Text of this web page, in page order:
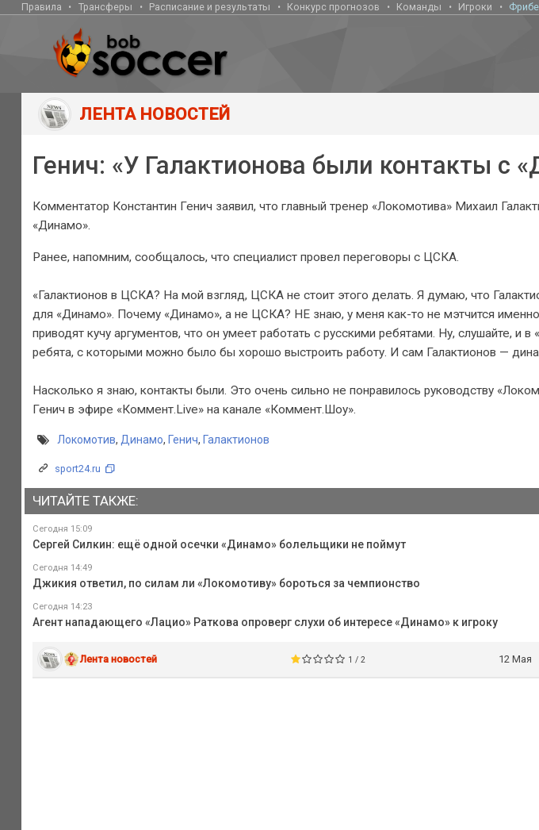
Правила Трансферы Расписание и результаты Конкурс прогнозов Команды Игроки
ЛЕНТА НОВОСТЕЙ
Генич: «У Галактионова были контакты с
Комментатор Константин Генич заявил, что главный тренер «Локомотива» Михаил
«Динамо».
Ранее, напомним, сообщалось, что специалист провел переговоры с ЦСКА.
«Галактионов в ЦСКА? На мой взгляд, ЦСКА не стоит этого делать. Я думаю, что
для «Динамо». Почему «Динамо», а не ЦСКА? НЕ знаю, у меня как-то не мэтчится
приводят кучу аргументов, что он умеет работать с русскими ребятами. Ну, слушайте, и
ребята, с которыми можно было бы хорошо выстроить работу. И сам Галактионов —
Насколько я знаю, контакты были. Это очень сильно не понравилось руководству
Генич в эфире «Коммент.Live» на канале «Коммент.Шоу».
Локомотив, Динамо, Генич, Галактионов
sport24.ru
ЧИТАЙТЕ ТАКЖЕ:
Сегодня 15:09
Сергей Силкин: ещё одной осечки «Динамо» болельщики не поймут
Сегодня 14:49
Джикия ответил, по силам ли «Локомотиву» бороться за чемпионство
Сегодня 14:23
Агент нападающего «Лацио» Раткова опроверг слухи об интересе «Динамо» к игроку
Лента новостей 1 / 2 12 Мая